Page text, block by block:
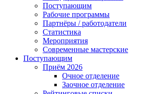
Поступающим
Рабочие программы
Партнёры / работодатели
Статистика
Мероприятия
Современные мастерские
Поступающим
Приём 2026
Очное отделение
Заочное отделение